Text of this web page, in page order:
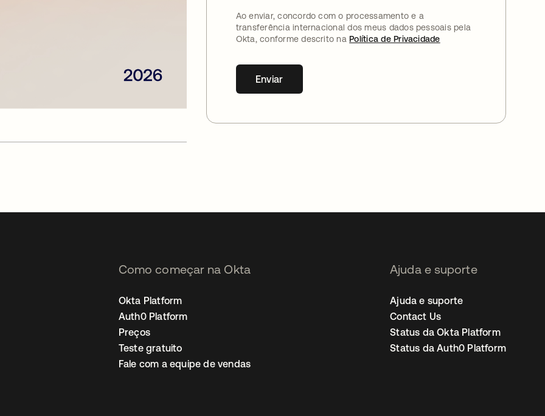
Ao enviar, concordo com o processamento e a
transferência internacional dos meus dados pessoais pela
Okta, conforme descrito naPolítica de Privacidade
Enviar
Como começar na Okta
Okta Platform
Auth0 Platform
Preços
Teste gratuito
Fale com a equipe de vendas
Ajuda e suporte
Ajuda e suporte
Contact Us
Status da Okta Platform
Status da Auth0 Platform